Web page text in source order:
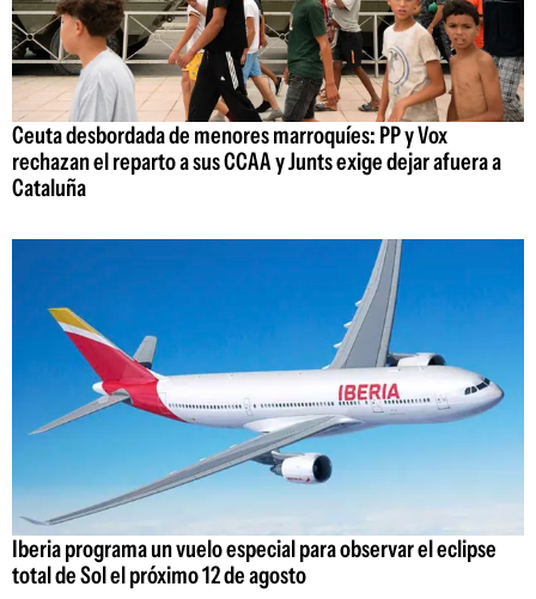
Ceuta desbordada de menores marroquíes: PP y Vox
rechazan el reparto a sus CCAA y Junts exige dejar afuera a
Cataluña
Iberia programa un vuelo especial para observar el eclipse
total de Sol el próximo 12 de agosto